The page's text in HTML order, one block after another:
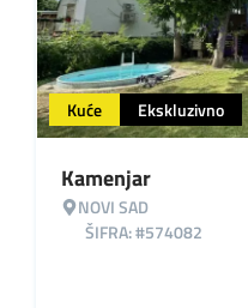
Kuće Ekskluzivno
Kamenjar
NOVI SAD
ŠIFRA: #574082